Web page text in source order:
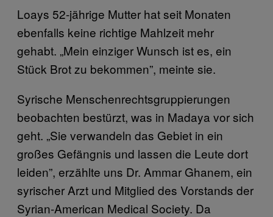
Loays 52-jährige Mutter hat seit Monaten
ebenfalls keine richtige Mahlzeit mehr
gehabt. „Mein einziger Wunsch ist es, ein
Stück Brot zu bekommen”, meinte sie.
Syrische Menschenrechtsgruppierungen
beobachten bestürzt, was in Madaya vor sich
geht. „Sie verwandeln das Gebiet in ein
großes Gefängnis und lassen die Leute dort
leiden”, erzählte uns Dr. Ammar Ghanem, ein
syrischer Arzt und Mitglied des Vorstands der
Syrian-American Medical Society. Da